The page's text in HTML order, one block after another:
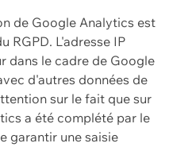
de Google Analytics est
RGPD. L'adresse IP
dans le cadre de Google
d'autres données de
sur le fait que sur
a été complété par le
garantir une saisie